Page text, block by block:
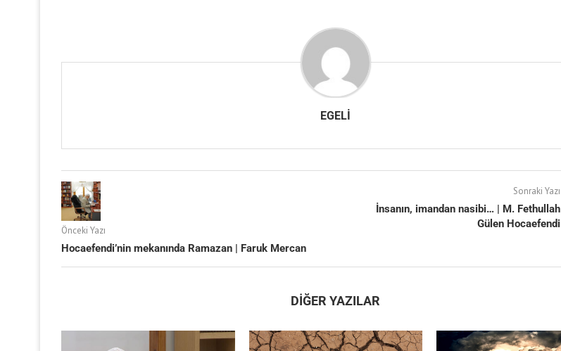
EGELI
Önceki Yazı
Hocaefendi’nin mekanında Ramazan | Faruk Mercan
Sonraki Yazı
İnsanın, imandan nasibi… | M. Fethullah
Gülen Hocaefendi
DIĞER YAZILAR